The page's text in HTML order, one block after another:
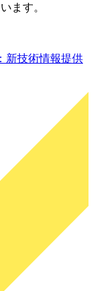
ます。
新技術情報提供